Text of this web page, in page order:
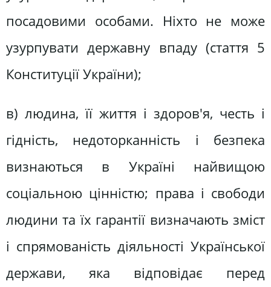
посадовими особами. Ніхто не може
узурпувати державну впаду (стаття 5
Конституції України);
в) людина, її життя і здоров'я, честь і
гідність, недоторканність і безпека
визнаються в Україні найвищою
соціальною цінністю; права і свободи
людини та їх гарантії визначають зміст
і спрямованість діяльності Української
держави, яка відповідає перед